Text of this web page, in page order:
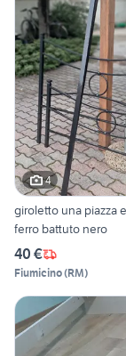
4
giroletto una piazza
ferro battuto nero
40 €
Fiumicino(RM)